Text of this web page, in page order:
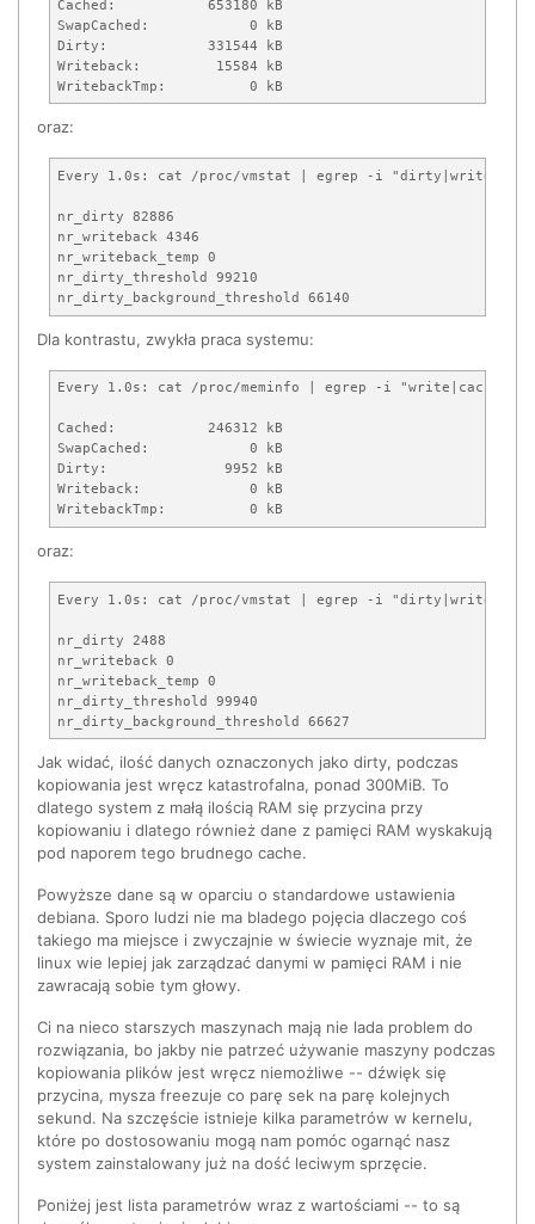
Cached:           653180 kB
SwapCached:            0 kB
Dirty:            331544 kB
Writeback:         15584 kB
WritebackTmp:          0 kB
oraz:
Every 1.0s: cat /proc/vmstat | egrep -i
nr_dirty 82886
nr_writeback 4346
nr_writeback_temp 0
nr_dirty_threshold 99210
nr_dirty_background_threshold 66140
Dla kontrastu, zwykła praca systemu:
Every 1.0s: cat /proc/meminfo | egrep -i
Cached:           246312 kB
SwapCached:            0 kB
Dirty:              9952 kB
Writeback:             0 kB
WritebackTmp:          0 kB
oraz:
Every 1.0s: cat /proc/vmstat | egrep -i
nr_dirty 2488
nr_writeback 0
nr_writeback_temp 0
nr_dirty_threshold 99940
nr_dirty_background_threshold 66627
Jak widać, ilość danych oznaczonych jako dirty, podczas
kopiowania jest wręcz katastrofalna, ponad 300MiB. To
dlatego system z małą ilością RAM się przycina przy
kopiowaniu i dlatego również dane z pamięci RAM wyskakują
pod naporem tego brudnego cache.
Powyższe dane są w oparciu o standardowe ustawienia
debiana. Sporo ludzi nie ma bladego pojęcia dlaczego coś
takiego ma miejsce i zwyczajnie w świecie wyznaje mit, że
linux wie lepiej jak zarządzać danymi w pamięci RAM i nie
zawracają sobie tym głowy.
Ci na nieco starszych maszynach mają nie lada problem do
rozwiązania, bo jakby nie patrzeć używanie maszyny podczas
kopiowania plików jest wręcz niemożliwe -- dźwięk się
przycina, mysza freezuje co parę sek na parę kolejnych
sekund. Na szczęście istnieje kilka parametrów w kernelu,
które po dostosowaniu mogą nam pomóc ogarnąć nasz
system zainstalowany już na dość leciwym sprzęcie.
Poniżej jest lista parametrów wraz z wartościami -- to są